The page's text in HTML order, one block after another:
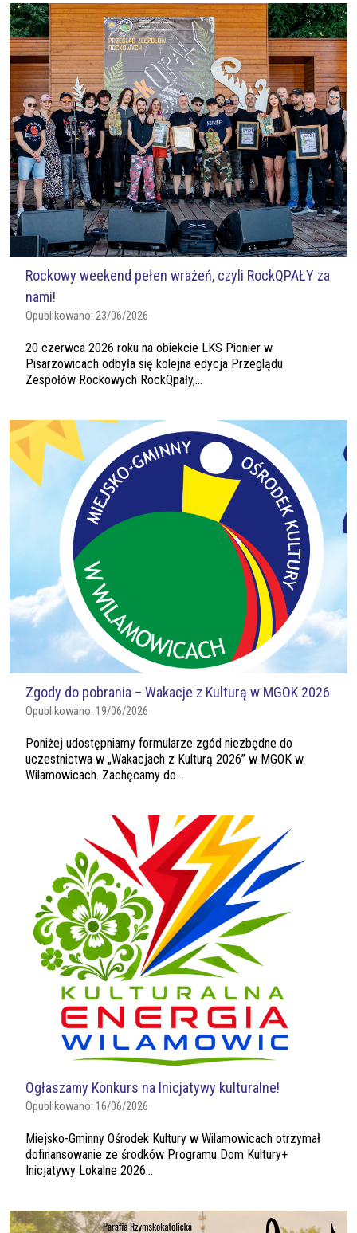
Rockowy weekend pełen wrażeń, czyli RockQPAŁY za
nami!
Opublikowano: 23/06/2026
20 czerwca 2026 roku na obiekcie LKS Pionier w
Pisarzowicach odbyła się kolejna edycja Przeglądu
Zespołów Rockowych RockQpały,...
Zgody do pobrania – Wakacje z Kulturą w MGOK 2026
Opublikowano: 19/06/2026
Poniżej udostępniamy formularze zgód niezbędne do
uczestnictwa w „Wakacjach z Kulturą 2026” w MGOK w
Wilamowicach. Zachęcamy do...
Ogłaszamy Konkurs na Inicjatywy kulturalne!
Opublikowano: 16/06/2026
Miejsko-Gminny Ośrodek Kultury w Wilamowicach otrzymał
dofinansowanie ze środków Programu Dom Kultury+
Inicjatywy Lokalne 2026...